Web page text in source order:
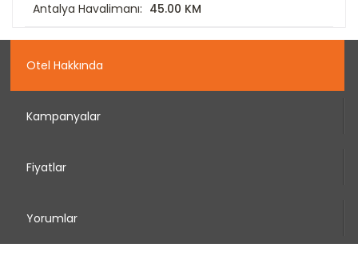
Antalya Havalimanı: 45.00 KM
Otel Hakkında
Kampanyalar
Fiyatlar
Yorumlar